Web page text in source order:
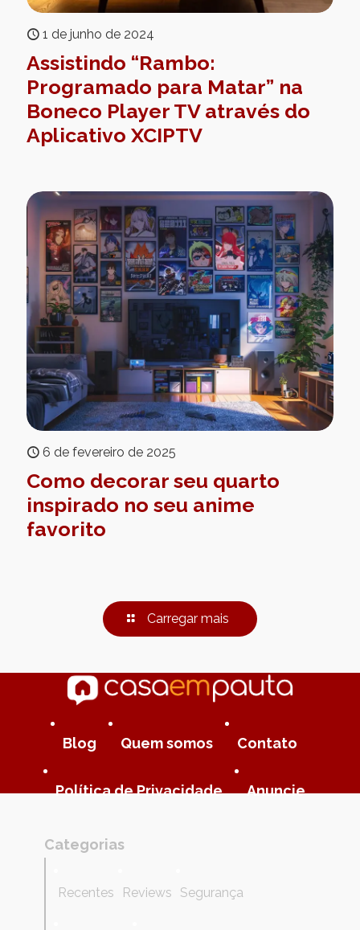
1 de junho de 2024
Assistindo “Rambo:
Programado para Matar” na
Boneco Player TV através do
Aplicativo XCIPTV
6 de fevereiro de 2025
Como decorar seu quarto
inspirado no seu anime
favorito
Carregar mais
Blog Quem somos Contato
Política de Privacidade Anuncie
Categorias
Recentes Reviews Segurança